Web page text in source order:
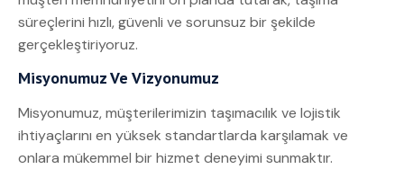
süreçlerini hızlı, güvenli ve sorunsuz bir şekilde
gerçekleştiriyoruz.
Misyonumuz Ve Vizyonumuz
Misyonumuz, müşterilerimizin taşımacılık ve lojistik
ihtiyaçlarını en yüksek standartlarda karşılamak ve
onlara mükemmel bir hizmet deneyimi sunmaktır.